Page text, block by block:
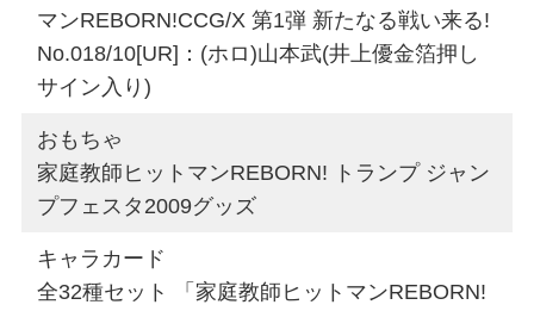
マンREBORN!CCG/X 第1弾 新たなる戦い来る!
No.018/10[UR]：(ホロ)山本武(井上優金箔押し
サイン入り)
おもちゃ
家庭教師ヒットマンREBORN! トランプ ジャン
プフェスタ2009グッズ
キャラカード
全32種セット 「家庭教師ヒットマンREBORN!